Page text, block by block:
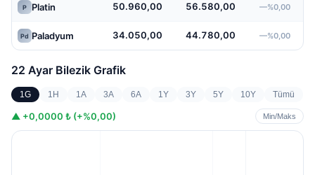
P Platin 50.960,00 56.580,00 —%0,00
Pd Paladyum 34.050,00 44.780,00 —%0,00
22 Ayar Bilezik Grafik
1G 1H 1A 3A 6A 1Y 3Y 5Y 10Y Tümü
▲ +0,0000 ₺ (+%0,00) Min/Maks